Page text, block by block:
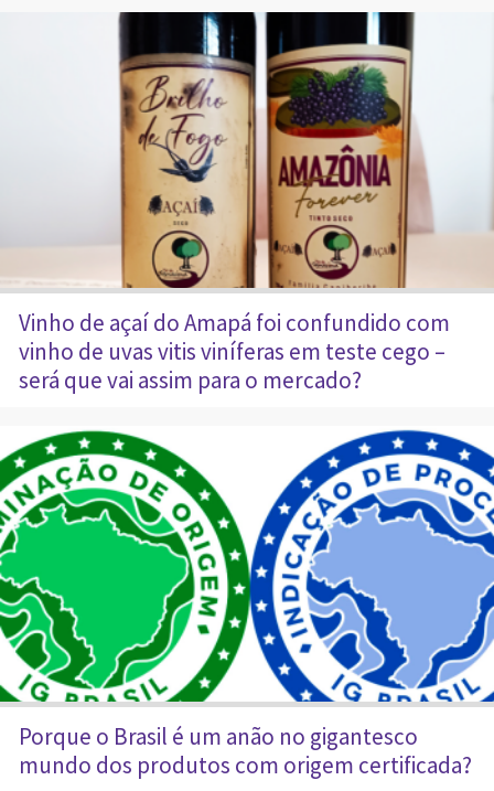
Vinho de açaí do Amapá foi confundido com
vinho de uvas vitis viníferas em teste cego –
será que vai assim para o mercado?
Porque o Brasil é um anão no gigantesco
mundo dos produtos com origem certificada?